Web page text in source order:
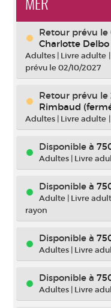
MER
Retour prévu le
Charlotte
Adultes | Livre adulte |
prévu le 02/10/2027
Retour prévu le
Rimbaud
Adultes | Livre adulte |
Disponible à
Adultes | Livre
Disponible à
Adulte | Livre
rayon
Disponible à
Adultes | Livre
Disponible à
Adultes | Livre